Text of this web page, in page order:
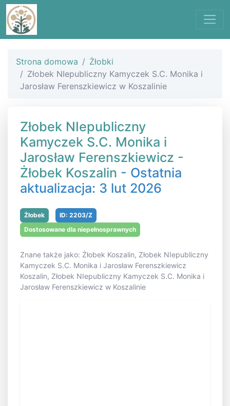
Strona domowa
Żłobki
Złobek NIepubliczny Kamyczek S.C. Monika i
Jarosław Ferenszkiewicz w Koszalinie
Złobek NIepubliczny
Kamyczek S.C. Monika i
Jarosław Ferenszkiewicz -
Żłobek Koszalin - Ostatnia
aktualizacja: 3 lut 2026
Żłobek
ID: 2203/Z
Dostosowane dla niepełnosprawnych
Znane także jako: Żłobek Koszalin, Złobek NIepubliczny
Kamyczek S.C. Monika i Jarosław Ferenszkiewicz
Koszalin, Złobek NIepubliczny Kamyczek S.C. Monika i
Jarosław Ferenszkiewicz w Koszalinie